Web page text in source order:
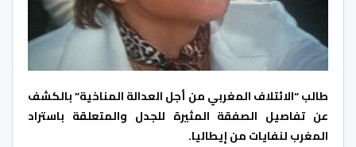
طالب “الائتلاف المغربي من أجل العدالة المناخية” بالكشف
عن تفاصيل الصفقة المثيرة للجدل والمتعلقة باستراد
المغرب لنفايات من إيطاليا.